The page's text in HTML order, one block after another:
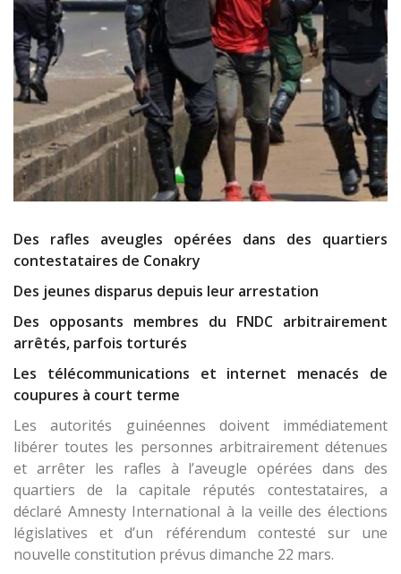
Des rafles aveugles opérées dans des quartiers
contestataires de Conakry
Des jeunes disparus depuis leur arrestation
Des opposants membres du FNDC arbitrairement
arrêtés, parfois torturés
Les télécommunications et internet menacés de
coupures à court terme
Les autorités guinéennes doivent immédiatement
libérer toutes les personnes arbitrairement détenues
et arrêter les rafles à l’aveugle opérées dans des
quartiers de la capitale réputés contestataires, a
déclaré Amnesty International à la veille des élections
législatives et d’un référendum contesté sur une
nouvelle constitution prévus dimanche 22 mars.